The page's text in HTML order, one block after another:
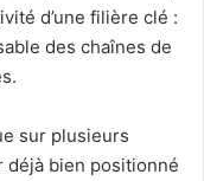
d’une filière clé :
des chaînes de
sur plusieurs
déjà bien positionné